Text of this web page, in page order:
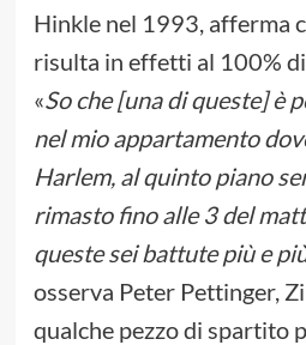
Hinkle nel 1993, afferma
risulta in effetti al 100%
«So che [una di queste] è
nel mio appartamento
Harlem, al quinto piano
rimasto fino alle 3 del
queste sei battute più e
osserva Peter Pettinger,
qualche pezzo di spartito